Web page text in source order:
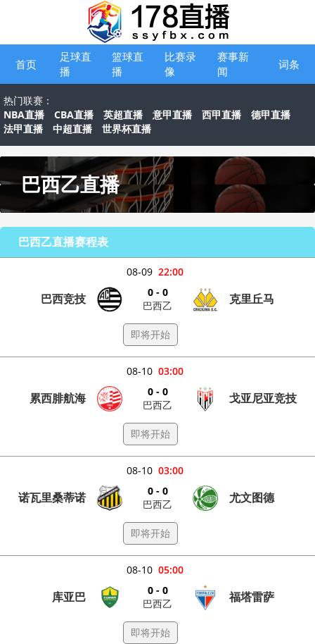
首页
足球直
播
篮球直
播
比赛录
像
赛事新
闻
词条
热门联赛：
NBA直播
CBA直播 英超直播 意甲直播 西甲直播
德甲直播
法甲直播
中超直播 世界杯直播
巴西乙直播
巴西乙直播赛程表
22:00
08-09
巴西竞技
0 - 0
巴西乙
克里丘马
即将开始
03:00
08-10
累西腓航海
0 - 0
巴西乙
戈亚尼亚竞技
即将开始
03:00
08-10
诺瓦里桑蒂诺
0 - 0
巴西乙
尤文图德
即将开始
05:00
08-10
库亚巴
0 - 0
巴西乙
福塔雷萨
即将开始